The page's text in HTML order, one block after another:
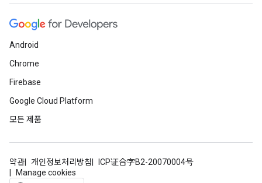
Android
Chrome
Firebase
Google Cloud Platform
모든 제품
약관 개인정보처리방침
ICP证合字B2-20070004号
Manage cookies